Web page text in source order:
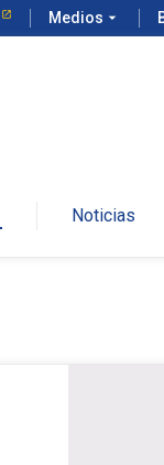
Medios arrow_drop_down
Noticias